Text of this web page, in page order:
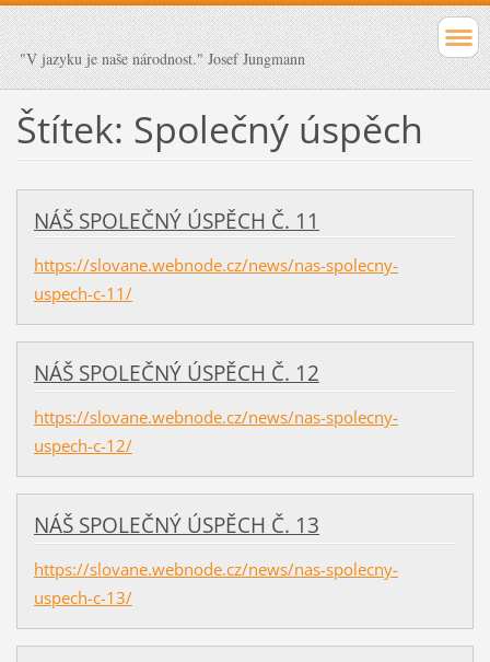
"V jazyku je naše národnost." Josef Jungmann
Štítek: Společný úspěch
NÁŠ SPOLEČNÝ ÚSPĚCH Č. 11
https://slovane.webnode.cz/news/nas-spolecny-
uspech-c-11/
NÁŠ SPOLEČNÝ ÚSPĚCH Č. 12
https://slovane.webnode.cz/news/nas-spolecny-
uspech-c-12/
NÁŠ SPOLEČNÝ ÚSPĚCH Č. 13
https://slovane.webnode.cz/news/nas-spolecny-
uspech-c-13/